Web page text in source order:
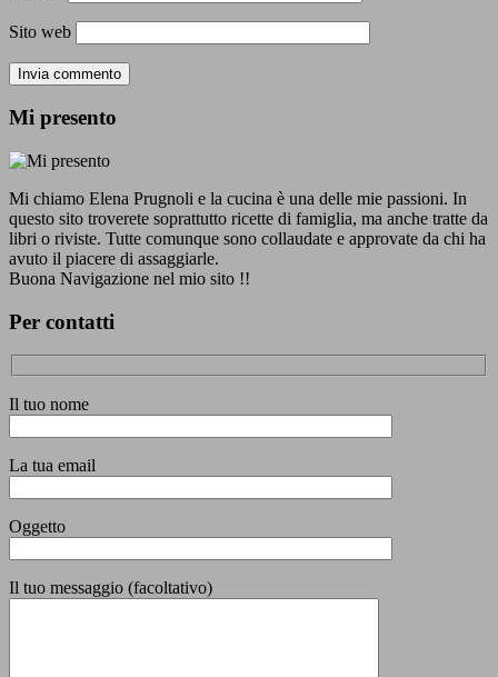
Sito web
Mi presento
Mi chiamo Elena Prugnoli e la cucina è una delle mie passioni. In
questo sito troverete soprattutto ricette di famiglia, ma anche tratte da
libri o riviste. Tutte comunque sono collaudate e approvate da chi ha
avuto il piacere di assaggiarle.
Buona Navigazione nel mio sito !!
Per contatti
Il tuo nome
La tua email
Oggetto
Il tuo messaggio (facoltativo)